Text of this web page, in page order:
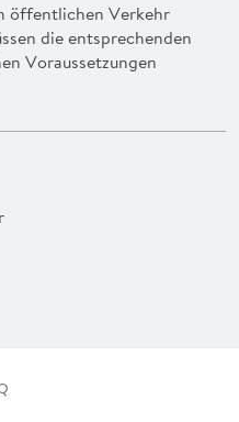
öffentlichen Verkehr
die entsprechenden
Voraussetzungen